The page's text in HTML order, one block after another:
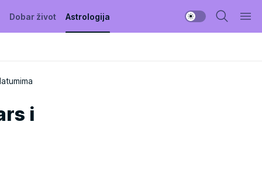
Dobar život Astrologija
i